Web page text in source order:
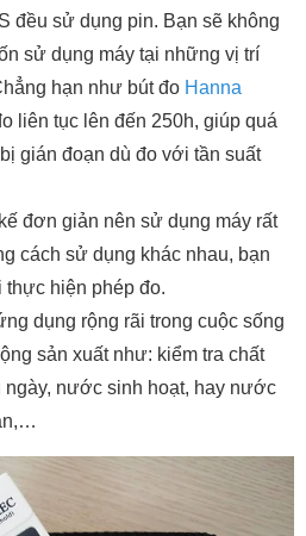
đều sử dụng pin. Bạn sẽ không
sử dụng máy tại những vị trí
hạn như bút đo Hanna
liên tục lên đến 250h, giúp quá
gián đoạn dù đo với tần suất
đơn giản nên sử dụng máy rất
cách sử dụng khác nhau, bạn
hiện phép đo.
dụng rộng rãi trong cuộc sống
sản xuất như: kiểm tra chất
nước sinh hoạt, hay nước